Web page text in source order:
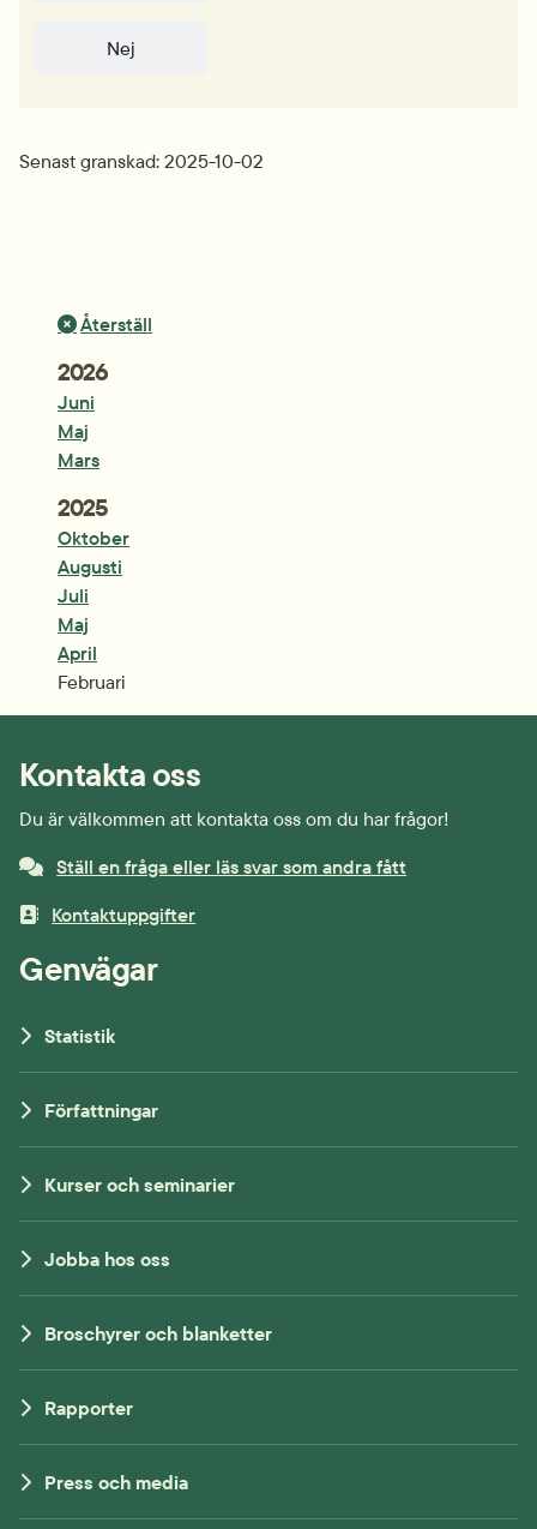
Nej
Senast granskad: 2025-10-02
Återställ
År:
2026
Juni
Maj
Mars
År:
2025
Oktober
Augusti
Juli
Maj
April
Februari
Kontakta oss
Du är välkommen att kontakta oss om du har frågor!
Ställ en fråga eller läs svar som andra fått
Kontaktuppgifter
Genvägar
Statistik
Författningar
Kurser och seminarier
Jobba hos oss
Broschyrer och blanketter
Rapporter
Press och media